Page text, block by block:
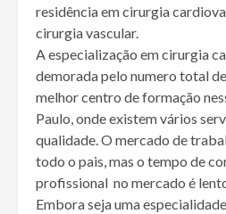
residência em cirurgia
cirurgia vascular.
A especialização em cirurgia
demorada pelo numero total
melhor centro de formação
Paulo, onde existem vários
qualidade. O mercado de
todo o pais, mas o tempo de
profissional no mercado é
Embora seja uma